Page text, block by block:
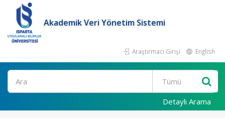
Akademik Veri Yönetim Sistemi
Araştırmacı Girişi English
Ara
Detaylı Arama